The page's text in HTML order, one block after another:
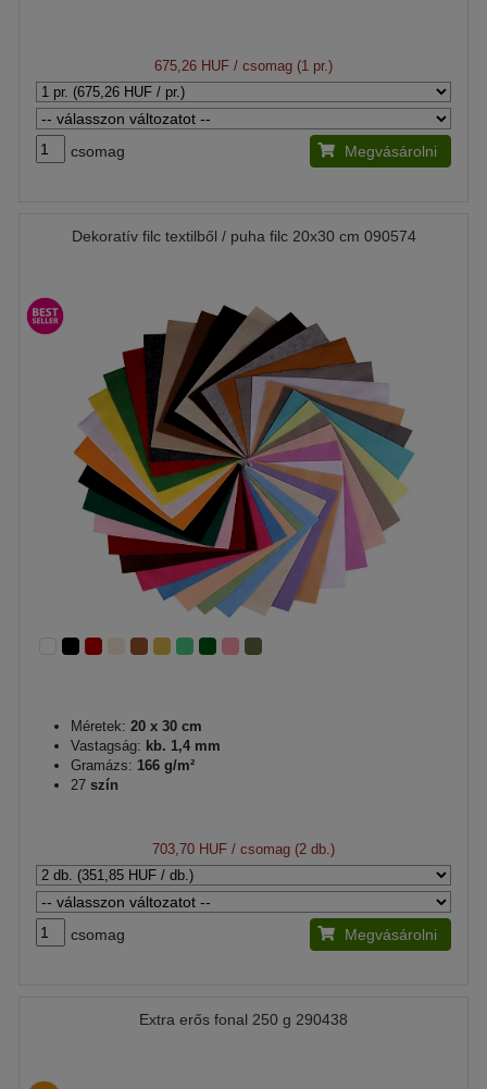
675,26 HUF / csomag (1 pr.)
csomag Megvásárolni
Dekoratív filc textilből / puha filc 20x30 cm 090574
Méretek: 20 x 30 cm
Vastagság: kb. 1,4 mm
Gramázs: 166 g/m²
27 szín
703,70 HUF / csomag (2 db.)
csomag Megvásárolni
Extra erős fonal 250 g 290438